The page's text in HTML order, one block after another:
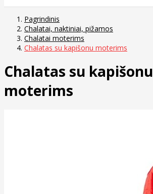
Pagrindinis
Chalatai, naktiniai, pižamos
Chalatai moterims
Chalatas su kapišonu moterims
Chalatas su kapišonu
moterims